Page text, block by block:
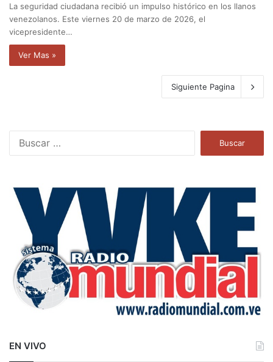
La seguridad ciudadana recibió un impulso histórico en los llanos
venezolanos. Este viernes 20 de marzo de 2026, el
vicepresidente…
Ver Mas »
Siguiente Pagina
a
EN VIVO